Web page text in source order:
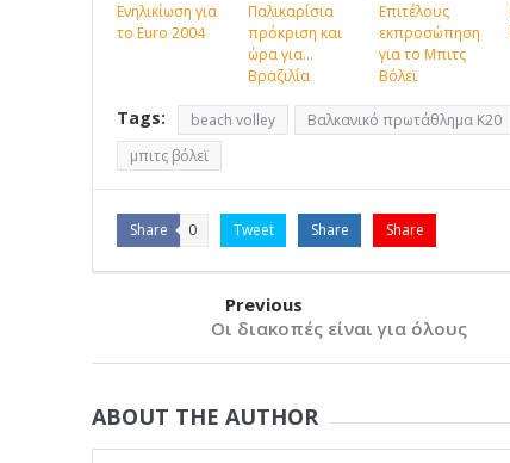
Ενηλικίωση για
το Euro 2004
Παλικαρίσια
πρόκριση και
ώρα για…
Βραζιλία
Επιτέλους
εκπροσώπηση
για το Μπιτς
Βόλεϊ
Tags: beach volley Βαλκανικό πρωτάθλημα Κ20
μπιτς βόλεϊ
Share 0 Tweet Share Share
Previous
Οι διακοπές είναι για όλους
ABOUT THE AUTHOR